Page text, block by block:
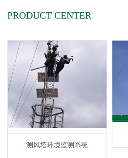
PRODUCT CENTER
测风塔环境监测系统
[1/1] 1